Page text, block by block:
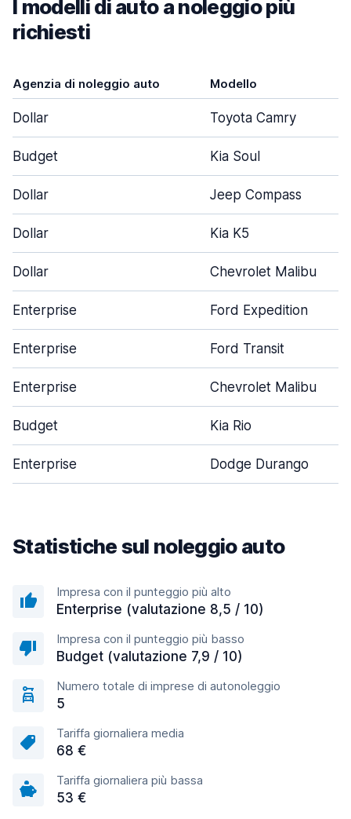
I modelli di auto a noleggio più
richiesti
Agenzia di noleggio auto Modello
Dollar Toyota Camry
Budget Kia Soul
Dollar Jeep Compass
Dollar Kia K5
Dollar Chevrolet Malibu
Enterprise Ford Expedition
Enterprise Ford Transit
Enterprise Chevrolet Malibu
Budget Kia Rio
Enterprise Dodge Durango
Statistiche sul noleggio auto
Impresa con il punteggio più alto
Enterprise (valutazione 8,5 / 10)
Impresa con il punteggio più basso
Budget (valutazione 7,9 / 10)
Numero totale di imprese di autonoleggio
5
Tariffa giornaliera media
68 €
Tariffa giornaliera più bassa
53 €